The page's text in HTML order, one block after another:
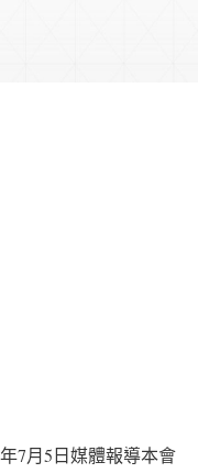
7月5日媒體報導本會